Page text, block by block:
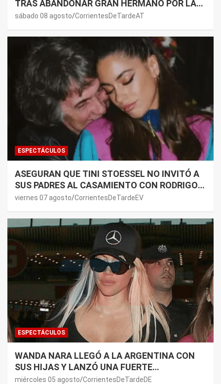
TRAS ABANDONAR GRAN HERMANO POR LA
SALUD DE SU MAMÁ.
sábado 08 agosto CorrientesDeTardeAT
ESPECTÁCULOS
ASEGURAN QUE TINI STOESSEL NO INVITÓ A
SUS PADRES AL CASAMIENTO CON RODRIGO
DE PAUL: LOS MOTIVOS
viernes 07 agosto CorrientesDeTardeEV
ESPECTÁCULOS
WANDA NARA LLEGÓ A LA ARGENTINA CON
SUS HIJAS Y LANZÓ UNA FUERTE
PREMONICIÓN SOBRE MAURO ICARDI
miércoles 05 agosto CorrientesDeTardeDE